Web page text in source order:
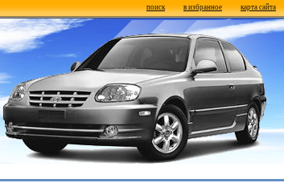
поиск в избранное карта сайта